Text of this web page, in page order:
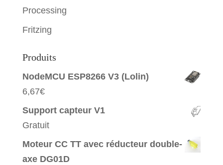
Processing
Fritzing
Produits
NodeMCU ESP8266 V3 (Lolin)
6,67€
Support capteur V1
Gratuit
Moteur CC TT avec réducteur double-
axe DG01D